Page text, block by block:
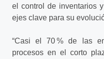
el control de inventarios
ejes clave para su
“Casi el 70 % de las
procesos en el corto